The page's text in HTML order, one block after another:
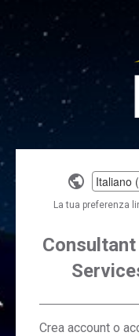
Select
a
language
La tua preferenza
Crea account o